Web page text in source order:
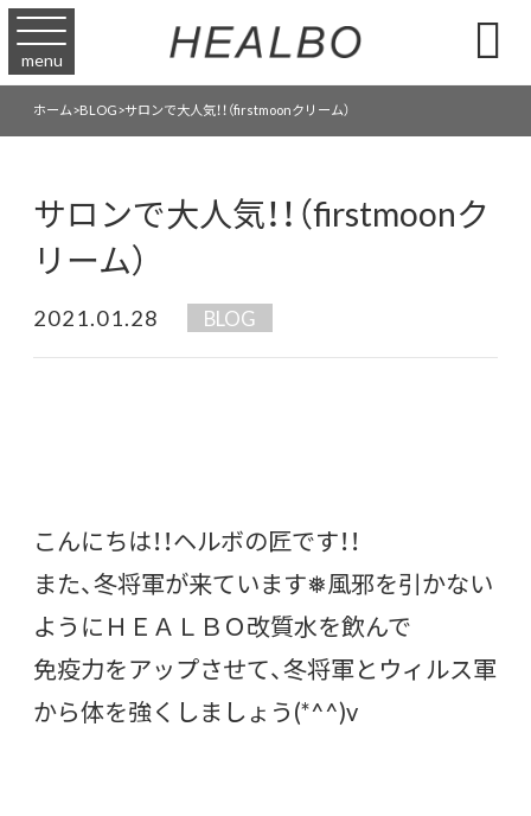
menu 
ホーム>BLOG>サロンで大人気！！（firstmoonクリーム）
サロンで大人気！！（firstmoonク
リーム）
2021.01.28 BLOG
こんにちは！！ヘルボの匠です！！
また、冬将軍が来ています❅風邪を引かない
ようにＨＥＡＬＢＯ改質水を飲んで
免疫力をアップさせて、冬将軍とウィルス軍
から体を強くしましょう(*^^)v